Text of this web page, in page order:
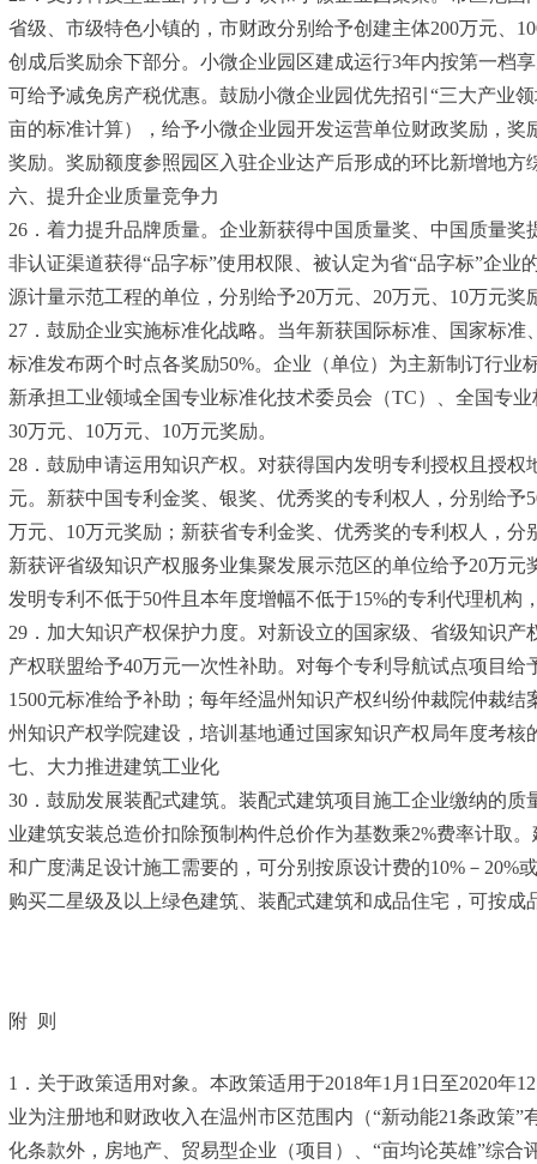
省级、市级特色小镇的，市财政分别给予创建主体200万元、
创成后奖励余下部分。小微企业园区建成运行3年内按第一档
可给予减免房产税优惠。鼓励小微企业园优先招引“三大产业
亩的标准计算），给予小微企业园开发运营单位财政奖励，
奖励。奖励额度参照园区入驻企业达产后形成的环比新增地方
六、提升企业质量竞争力
26．着力提升品牌质量。企业新获得中国质量奖、中国质量
非认证渠道获得“品字标”使用权限、被认定为省“品字标”企
源计量示范工程的单位，分别给予20万元、20万元、10万元奖
27．鼓励企业实施标准化战略。当年新获国际标准、国家标
标准发布两个时点各奖励50%。企业（单位）为主新制订行
新承担工业领域全国专业标准化技术委员会（TC）、全国专
30万元、10万元、10万元奖励。
28．鼓励申请运用知识产权。对获得国内发明专利授权且授
元。新获中国专利金奖、银奖、优秀奖的专利权人，分别给
万元、10万元奖励；新获省专利金奖、优秀奖的专利权人，
新获评省级知识产权服务业集聚发展示范区的单位给予20万
发明专利不低于50件且本年度增幅不低于15%的专利代理机构
29．加大知识产权保护力度。对新设立的国家级、省级知识
产权联盟给予40万元一次性补助。对每个专利导航试点项目
1500元标准给予补助；每年经温州知识产权纠纷仲裁院仲裁
州知识产权学院建设，培训基地通过国家知识产权局年度考
七、大力推进建筑工业化
30．鼓励发展装配式建筑。装配式建筑项目施工企业缴纳的
业建筑安装总造价扣除预制构件总价作为基数乘2%费率计取
和广度满足设计施工需要的，可分别按原设计费的10%－
购买二星级及以上绿色建筑、装配式建筑和成品住宅，可按
附 则
1．关于政策适用对象。本政策适用于2018年1月1日至2020年
业为注册地和财政收入在温州市区范围内（“新动能21条政策
化条款外，房地产、贸易型企业（项目）、“亩均论英雄”综